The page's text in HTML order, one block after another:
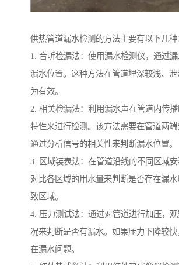
供热管道漏水检测的方法主要有以下几种
1. 音听检漏法：使用漏水检测仪，通过
漏水位置。这种方法在管道埋深较浅、
为有效。
2. 相关检漏法：利用漏水声在管道内传
特性来进行检测。该方法需要在管道两端
通过分析信号的相关性来判断漏水位置。
3. 区域装表法：在管道沿线的不同区域
对比各区域的用水量来判断是否存在漏
致区域。
4. 压力测试法：通过对管道进行加压，
况来判断是否有漏水。如果压力下降较
在漏水问题。